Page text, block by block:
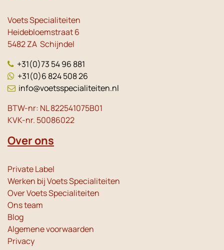
Voets Specialiteiten
Heidebloemstraat 6
5482 ZA Schijndel
+31(0)73 54 96 881
+31(0)6 824 508 26
info@voetsspecialiteiten.nl
BTW-nr: NL 822541075B01
KVK-nr. 50086022
Over ons
Private Label
Werken bij Voets Specialiteiten
Over Voets Specialiteiten
Ons team
Blog
Algemene voorwaarden
Privacy